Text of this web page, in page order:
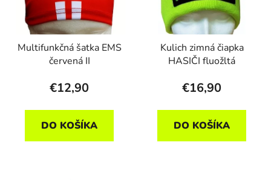
Multifunkčná šatka EMS
červená II
€12,90
DO KOŠÍKA
Kulich zimná čiapka
HASIČI fluožltá
€16,90
DO KOŠÍKA